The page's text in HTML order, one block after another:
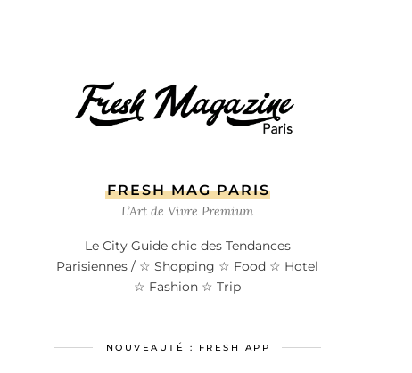
FRESH MAG PARIS
L’Art de Vivre Premium
Le City Guide chic des Tendances
Parisiennes / ☆ Shopping ☆ Food ☆ Hotel
☆ Fashion ☆ Trip
NOUVEAUTÉ : FRESH APP